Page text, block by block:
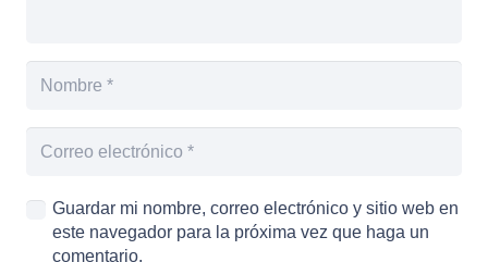
Guardar mi nombre, correo electrónico y sitio web en
este navegador para la próxima vez que haga un
comentario.